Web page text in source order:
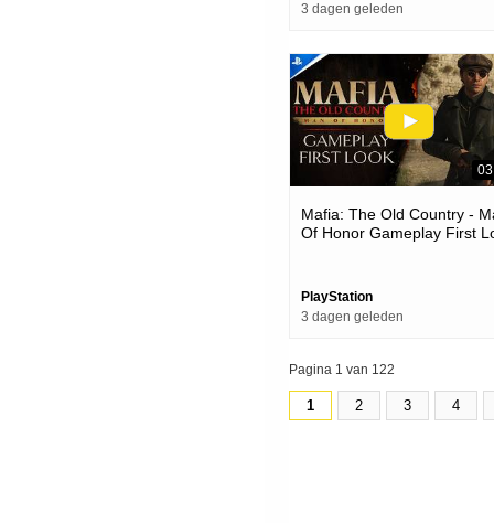
3 dagen geleden
Mafia: The Old Country -
Of Honor Gameplay First
PlayStation
3 dagen geleden
Pagina 1 van 122
1 2 3 4